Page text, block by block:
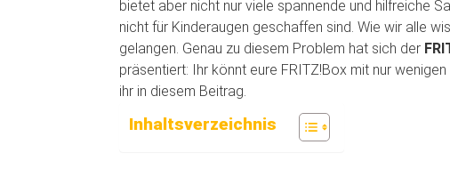
bietet aber nicht nur viele spannende und hilfreiche
nicht für Kinderaugen geschaffen sind. Wie wir alle
gelangen. Genau zu diesem Problem hat sich der
präsentiert: Ihr könnt eure FRITZ!Box mit nur
ihr in diesem Beitrag.
Inhaltsverzeichnis